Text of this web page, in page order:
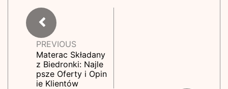
PREVIOUS
Materac Składany
z Biedronki: Najle
psze Oferty i Opin
ie Klientów